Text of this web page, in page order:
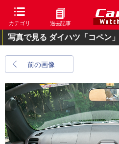
カテゴリ 過去記事
写真で見る ダイハツ「コペン」
前の画像